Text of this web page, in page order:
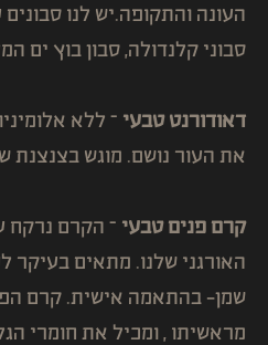
העונה והתקופה.יש לנו
סבוני קלנדולה, סבון בוץ ים
דאודורנט טבעי – ללא
את העור נושם. מוגש בצנצנת של 50
קרם פנים טבעי – הקרם נרקח
האורגני שלנו. מתאים בעיקר
שמן- בהתאמה אישית. קרם
מראשיתו , ומכיל את חומרי